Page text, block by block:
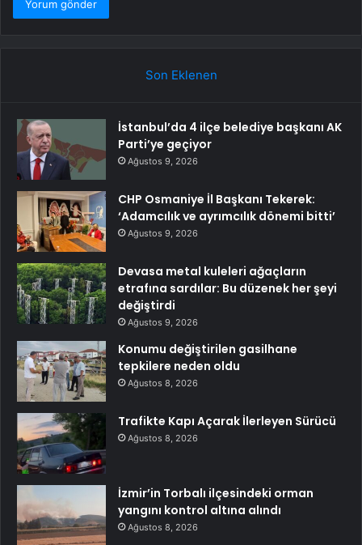
Son Eklenen
İstanbul’da 4 ilçe belediye başkanı AK
Parti’ye geçiyor
Ağustos 9, 2026
CHP Osmaniye İl Başkanı Tekerek:
‘Adamcılık ve ayrımcılık dönemi bitti’
Ağustos 9, 2026
Devasa metal kuleleri ağaçların
etrafına sardılar: Bu düzenek her şeyi
değiştirdi
Ağustos 9, 2026
Konumu değiştirilen gasilhane
tepkilere neden oldu
Ağustos 8, 2026
Trafikte Kapı Açarak İlerleyen Sürücü
Ağustos 8, 2026
İzmir’in Torbalı ilçesindeki orman
yangını kontrol altına alındı
Ağustos 8, 2026